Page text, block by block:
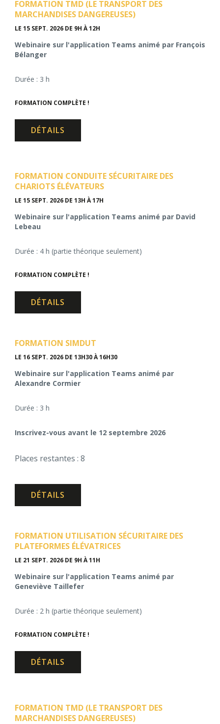
FORMATION TMD (LE TRANSPORT DES
MARCHANDISES DANGEREUSES)
LE 15 SEPT. 2026 DE 9H À 12H
Webinaire sur l'application Teams animé par François
Bélanger
Durée : 3 h
FORMATION COMPLÈTE !
DÉTAILS
FORMATION CONDUITE SÉCURITAIRE DES
CHARIOTS ÉLÉVATEURS
LE 15 SEPT. 2026 DE 13H À 17H
Webinaire sur l'application Teams animé par David
Lebeau
Durée : 4 h (partie théorique seulement)
FORMATION COMPLÈTE !
DÉTAILS
FORMATION SIMDUT
LE 16 SEPT. 2026 DE 13H30 À 16H30
Webinaire sur l'application Teams animé par
Alexandre Cormier
Durée : 3 h
Inscrivez-vous avant le 12 septembre 2026
Places restantes : 8
DÉTAILS
FORMATION UTILISATION SÉCURITAIRE DES
PLATEFORMES ÉLÉVATRICES
LE 21 SEPT. 2026 DE 9H À 11H
Webinaire sur l'application Teams animé par
Geneviève Taillefer
Durée : 2 h (partie théorique seulement)
FORMATION COMPLÈTE !
DÉTAILS
FORMATION TMD (LE TRANSPORT DES
MARCHANDISES DANGEREUSES)